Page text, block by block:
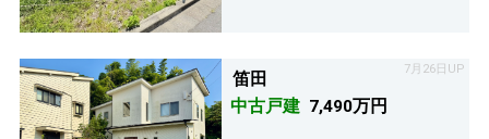
7月26日UP
笛田
中古戸建 7,490万円